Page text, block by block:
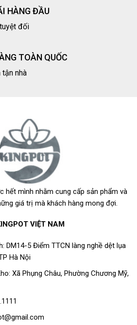
HÀNG ĐẦU
đối
TOÀN QUỐC
tận nhà
hết mình nhằm cung cấp sản phẩm và
giá trị mà khách hàng mong đợi.
VIỆT NAM
DM14-5 Điểm TTCN làng nghề dệt lụa
Hà Nội
Xã Phụng Châu, Phường Chương Mỹ,